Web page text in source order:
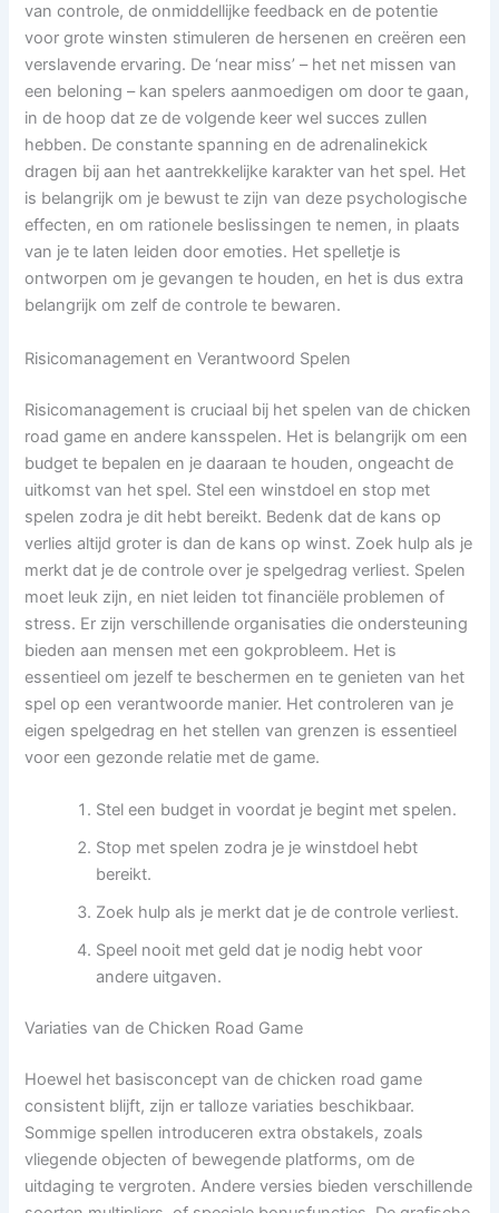
van controle, de onmiddellijke feedback en de potentie
voor grote winsten stimuleren de hersenen en creëren een
verslavende ervaring. De ‘near miss’ – het net missen van
een beloning – kan spelers aanmoedigen om door te gaan,
in de hoop dat ze de volgende keer wel succes zullen
hebben. De constante spanning en de adrenalinekick
dragen bij aan het aantrekkelijke karakter van het spel. Het
is belangrijk om je bewust te zijn van deze psychologische
effecten, en om rationele beslissingen te nemen, in plaats
van je te laten leiden door emoties. Het spelletje is
ontworpen om je gevangen te houden, en het is dus extra
belangrijk om zelf de controle te bewaren.
Risicomanagement en Verantwoord Spelen
Risicomanagement is cruciaal bij het spelen van de chicken
road game en andere kansspelen. Het is belangrijk om een
budget te bepalen en je daaraan te houden, ongeacht de
uitkomst van het spel. Stel een winstdoel en stop met
spelen zodra je dit hebt bereikt. Bedenk dat de kans op
verlies altijd groter is dan de kans op winst. Zoek hulp als je
merkt dat je de controle over je spelgedrag verliest. Spelen
moet leuk zijn, en niet leiden tot financiële problemen of
stress. Er zijn verschillende organisaties die ondersteuning
bieden aan mensen met een gokprobleem. Het is
essentieel om jezelf te beschermen en te genieten van het
spel op een verantwoorde manier. Het controleren van je
eigen spelgedrag en het stellen van grenzen is essentieel
voor een gezonde relatie met de game.
Stel een budget in voordat je begint met spelen.
Stop met spelen zodra je je winstdoel hebt
bereikt.
Zoek hulp als je merkt dat je de controle verliest.
Speel nooit met geld dat je nodig hebt voor
andere uitgaven.
Variaties van de Chicken Road Game
Hoewel het basisconcept van de chicken road game
consistent blijft, zijn er talloze variaties beschikbaar.
Sommige spellen introduceren extra obstakels, zoals
vliegende objecten of bewegende platforms, om de
uitdaging te vergroten. Andere versies bieden verschillende